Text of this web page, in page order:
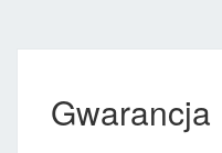
Gwarancja